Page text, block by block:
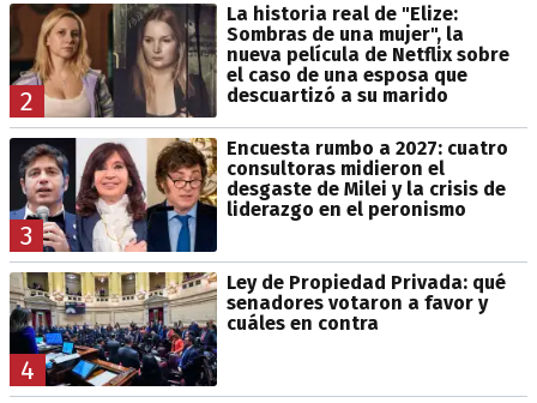
2
La historia real de "Elize:
Sombras de una mujer", la
nueva película de Netflix sobre
el caso de una esposa que
descuartizó a su marido
3
Encuesta rumbo a 2027: cuatro
consultoras midieron el
desgaste de Milei y la crisis de
liderazgo en el peronismo
4
Ley de Propiedad Privada: qué
senadores votaron a favor y
cuáles en contra